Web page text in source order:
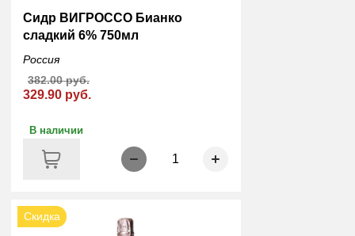
Сидр ВИГРОССО Бианко
сладкий 6% 750мл
Россия
329.90 руб.
382.00 руб.
В наличии
1
Скидка